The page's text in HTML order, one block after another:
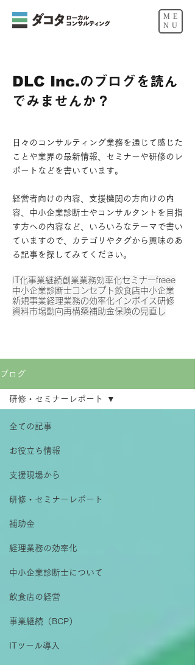
ME
NU
DLC Inc.のブログを読ん
でみませんか？
日々のコンサルティング業務を通じて感じた
ことや業界の最新情報、セミナーや研修のレ
ポートなどを書いています。
​経営者向けの内容、支援機関の方向けの内
容、中小企業診断士やコンサルタントを目指
す方への内容など、いろいろなテーマで書い
ていますので、カテゴリやタグから興味のあ
る記事を探してみてください。
IT化事業継続創業業務効率化セミナーfreee
中小企業診断士コンセプト 飲食店中小企業
新規事業経理業務の効率化インボイス 研修
資料市場動向再構築補助金保険の見直し
ブログ
全ての記事
お役立ち情報
支援現場から
研修・セミナーレポート
補助金
経理業務の効率化
中小企業診断士について
飲食店の経営
事業継続（BCP）
ITツール導入
研修・セミナーレポート